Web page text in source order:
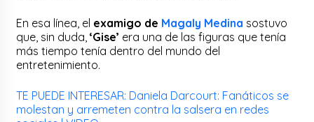
En esa línea, el examigo de Magaly Medina sostuvo
que, sin duda,‘Gise’ era una de las figuras que tenía
más tiempo tenía dentro del mundo del
entretenimiento.
TE PUEDE INTERESAR: Daniela Darcourt: Fanáticos se
molestan y arremeten contra la salsera en redes